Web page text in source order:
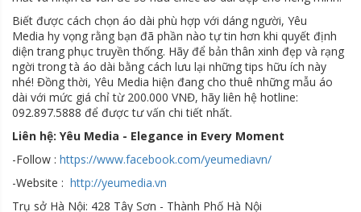
Biết được cách chọn áo dài phù hợp với dáng người, Yêu
Media hy vọng rằng bạn đã phần nào tự tin hơn khi quyết định
diện trang phục truyền thống. Hãy để bản thân xinh đẹp và rạng
ngời trong tà áo dài bằng cách lưu lại những tips hữu ích này
nhé! Đồng thời, Yêu Media hiện đang cho thuê những mẫu áo
dài với mức giá chỉ từ 200.000 VNĐ, hãy liên hệ hotline:
092.897.5888 để được tư vấn chi tiết nhất.
Liên hệ: Yêu Media - Elegance in Every Moment
-Follow : https://www.facebook.com/yeumediavn/
-Website : http://yeumedia.vn
Trụ sở Hà Nội: 428 Tây Sơn - Thành Phố Hà Nội